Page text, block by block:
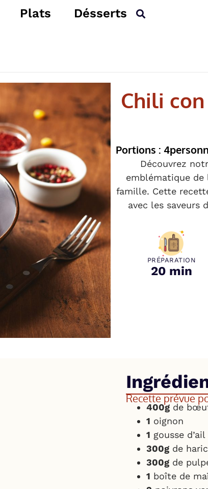
Plats Désserts
Chili
Portions : 4
Découvrez
emblématique
famille. Cette
avec les saveurs
PRÉPARATION
20 min
Recette prévue
400g de
1 oignon
1 gousse d’ail
300g de
300g de
1 boîte de